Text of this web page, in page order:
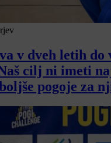
v dveh letih do
cilj ni imeti
pogoje za